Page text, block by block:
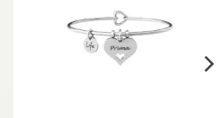
lista de
deseos